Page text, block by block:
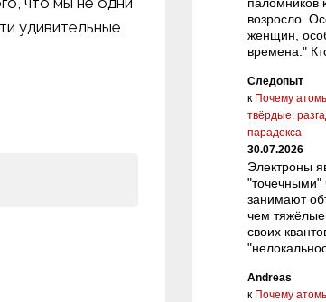
удивительные
возросло.
женщин,
времена."
Следопыт
к Почему
твёрдые:
парадокса
30.07.2026
Электроны
"точечными"
занимают
чем тяжёлые
своих
Andreas
к Почему